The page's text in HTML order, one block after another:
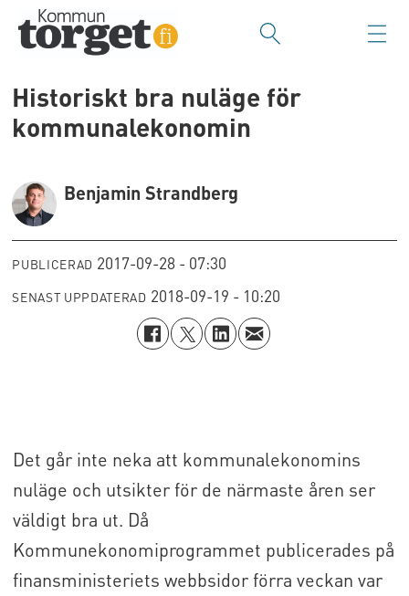
Historiskt bra nuläge för
kommunalekonomin
Benjamin Strandberg
PUBLICERAD 2017-09-28 - 07:30
SENAST UPPDATERAD 2018-09-19 - 10:20
Det går inte neka att kommunalekonomins
nuläge och utsikter för de närmaste åren ser
väldigt bra ut. Då
Kommunekonomiprogrammet publicerades på
finansministeriets webbsidor förra veckan var